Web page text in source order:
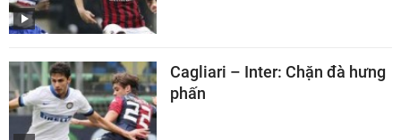
Cagliari – Inter: Chặn đà hưng
phấn